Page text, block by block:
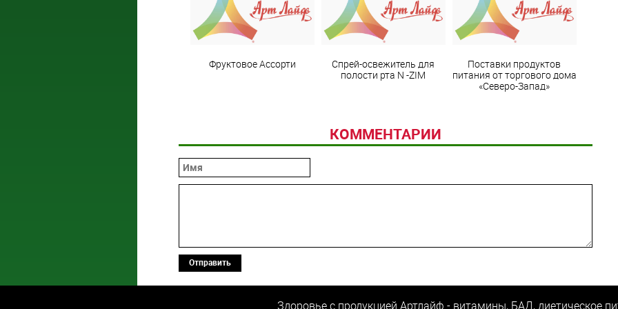
Фруктовое Ассорти
Спрей-освежитель для
полости рта N -ZIM
Поставки продуктов
питания от торгового дома
«Северо-Запад»
КОММЕНТАРИИ
Отправить
Здоровье с продукцией Артлайф - витамины, БАД, диетическое